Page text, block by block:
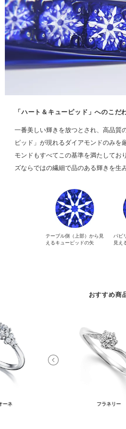
「ハート＆キューピッド」へのこだ
一番美しい輝きを放つとされ、高品質
ピッド」が現れるダイアモンドのみを
モンドもすべてこの基準を満たしてお
ズならではの繊細で品のある輝きを生
テーブル側（上部）から見
えるキューピッドの矢
パビ
見え
おすすめ商
ーネ フラネリー